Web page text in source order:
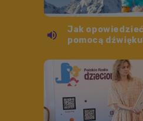
Jak
pomocą